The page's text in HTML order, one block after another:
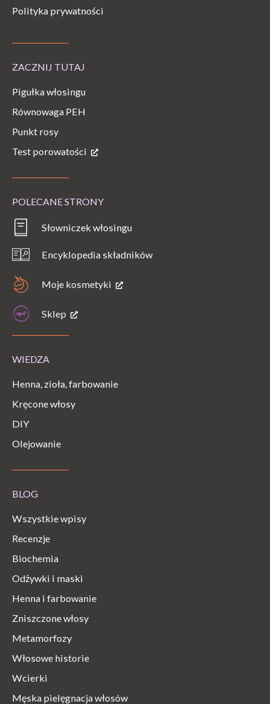
Polityka prywatności
ZACZNIJ TUTAJ
Pigułka włosingu
Równowaga PEH
Punkt rosy
Test porowatości
POLECANE STRONY
Słowniczek włosingu
Encyklopedia składników
Moje kosmetyki
Sklep
WIEDZA
Henna, zioła, farbowanie
Kręcone włosy
DIY
Olejowanie
BLOG
Wszystkie wpisy
Recenzje
Biochemia
Odżywki i maski
Henna i farbowanie
Zniszczone włosy
Metamorfozy
Włosowe historie
Wcierki
Męska pielęgnacja włosów